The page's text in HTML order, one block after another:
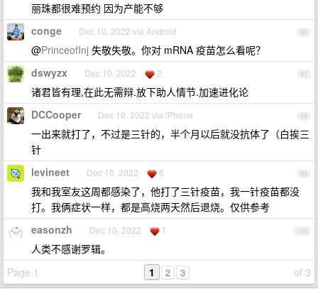
丽珠都很难预约 因为产能不够
96
conge Dec 10, 2022 via Android
@PrinceofInj 失敬失敬。你对 mRNA 疫苗怎么看呢？
97
dswyzx Dec 10, 2022 2
诸君皆有理,在此无需辩.放下助人情节.加速进化论
98
DCCooper Dec 10, 2022 via iPhone
一出来就打了，不过是三针的，半个月以后就没抗体了（白挨三
针
99
levineet Dec 10, 2022 6
我和我室友这周都感染了，他打了三针疫苗，我一针疫苗都没
打。我俩症状一样，都是高烧两天然后退烧。仅供参考
100
easonzh Dec 10, 2022 1
人类不感谢罗辑。
Page 1
of 3
1 2 3